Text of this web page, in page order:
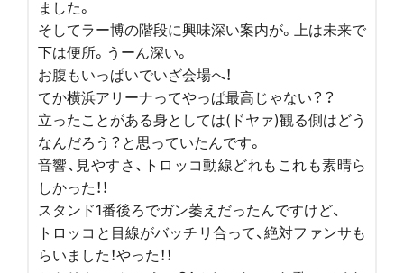
ました。
そしてラー博の階段に興味深い案内が。上は未来で
下は便所。うーん深い。
お腹もいっぱいでいざ会場へ！
てか横浜アリーナってやっぱ最高じゃない？？
立ったことがある身としては(ドヤァ)観る側はどう
なんだろう？と思っていたんです。
音響、見やすさ、トロッコ動線どれもこれも素晴ら
しかった！！
スタンド1番後ろでガン萎えだったんですけど、
トロッコと目線がバッチリ合って、絶対ファンサも
らいました！やった！！